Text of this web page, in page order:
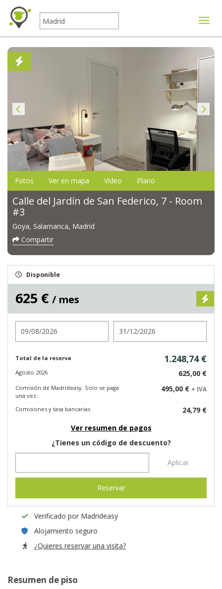
Fotos Ver en mapa Vídeo Plano
Calle del Jardín de San Federico, 7 - Room
#3
Goya, Salamanca, Madrid
Compartir
Disponible
625 € / mes
Total de la reserva 1.248,74 €
Agosto 2026 625,00 €
Comisión de Madrideasy. Solo se paga
una vez.
495,00 € + IVA
Comisiones y tasa bancarias
24,79 €
Ver resumen de pagos
¿Tienes un código de descuento?
Aplicar
Reservar
Verificado por Madrideasy
Alojamiento seguro
¿Quieres reservar una visita?
Resumen de piso